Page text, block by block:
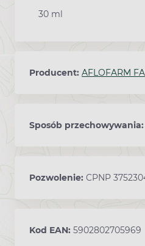
30 ml
Producent: AFLOFARM
Sposób przechowywania:
Pozwolenie: CPNP
Kod EAN: 5902802705969